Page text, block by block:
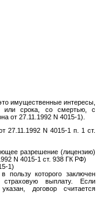
имущественные интересы,
или срока, со смертью, с
от 27.11.1992 N 4015-1).
27.11.1992 N 4015-1 п. 1 ст.
разрешение (лицензию)
N 4015-1 ст. 938 ГК РФ)
1)
пользу которого заключен
выплату. Если
договор считается